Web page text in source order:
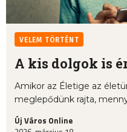
VELEM TÖRTÉNT
A kis dolgok is
Amikor az Életige az
meglepődünk rajta,
Új Város Online